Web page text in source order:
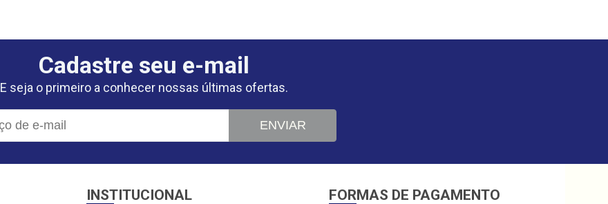
Cadastre seu e-mail
E seja o primeiro a conhecer nossas últimas ofertas.
ENVIAR
INSTITUCIONAL FORMAS DE PAGAMENTO